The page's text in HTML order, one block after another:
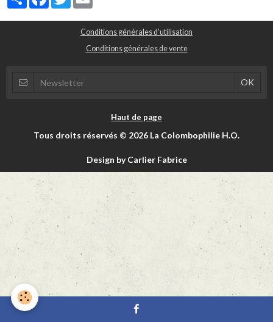
Conditions générales d'utilisation
Conditions générales de vente
Haut de page
Tous droits réservés © 2026 La Colombophilie H.O.
Design by Carlier Fabrice